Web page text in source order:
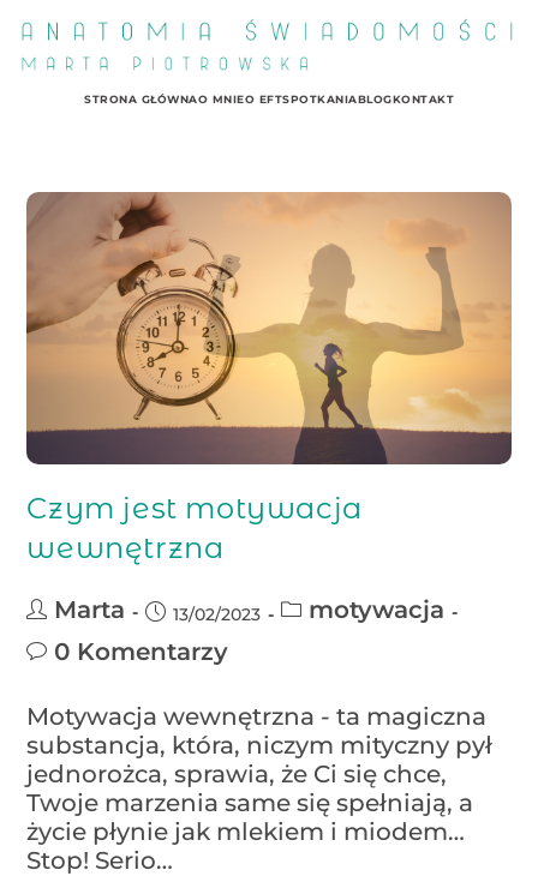
STRONA GŁÓWNAO MNIEO EFTSPOTKANIABLOGKONTAKT
Czym jest motywacja
wewnętrzna
Marta 13/02/2023
motywacja
0 Komentarzy
Motywacja wewnętrzna - ta magiczna
substancja, która, niczym mityczny pył
jednorożca, sprawia, że Ci się chce,
Twoje marzenia same się spełniają, a
życie płynie jak mlekiem i miodem…
Stop! Serio…